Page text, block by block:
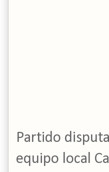
Partido
equipo local